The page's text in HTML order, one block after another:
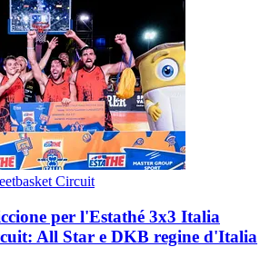
Circuit
per l'Estathé 3x3 Italia
All Star e DKB regine d'Italia